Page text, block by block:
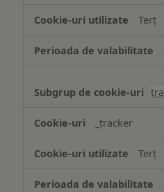
Terț
_tracker
Terț